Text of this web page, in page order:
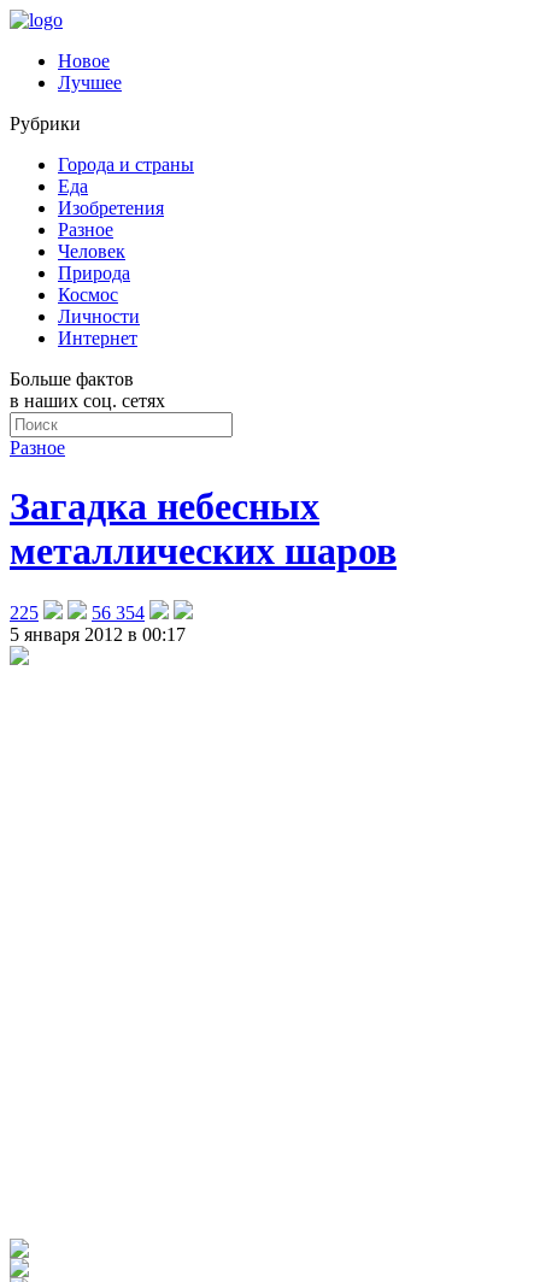
Новое
Лучшее
Рубрики
Города и страны
Еда
Изобретения
Разное
Человек
Природа
Космос
Личности
Интернет
Больше фактов
в наших соц. сетях
Разное
Загадка небесных
металлических шаров
225
56 354
5 января 2012 в 00:17